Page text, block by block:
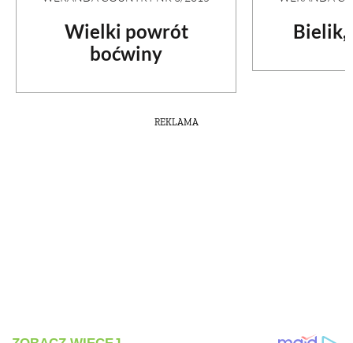
Wielki powrót
boćwiny
Bielik,
REKLAMA